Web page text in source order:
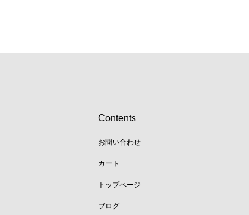
Contents
お問い合わせ
カート
トップページ
ブログ